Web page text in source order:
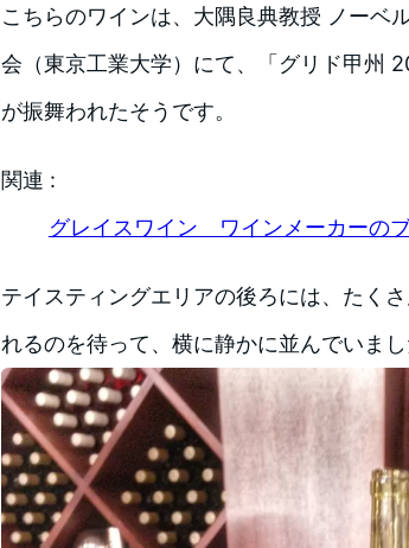
こちらのワインは、大隅良典教授 ノーベ
会（東京工業大学）にて、「グリド甲州
が振舞われたそうです。
関連 :
グレイスワイン ワインメーカーの
テイスティングエリアの後ろには、たく
れるのを待って、横に静かに並んでいまし